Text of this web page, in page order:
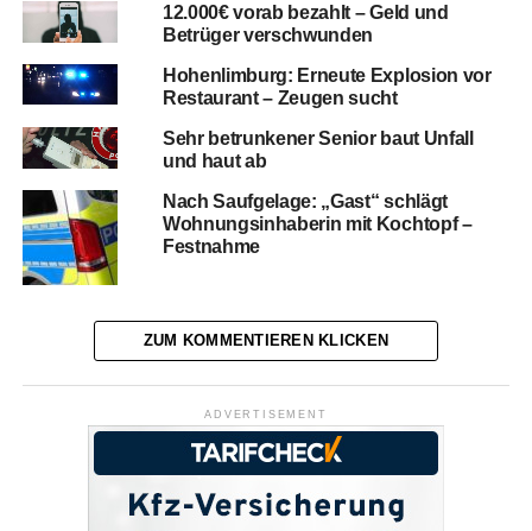
12.000€ vorab bezahlt – Geld und
Betrüger verschwunden
Hohenlimburg: Erneute Explosion vor
Restaurant – Zeugen sucht
Sehr betrunkener Senior baut Unfall
und haut ab
Nach Saufgelage: „Gast“ schlägt
Wohnungsinhaberin mit Kochtopf –
Festnahme
ZUM KOMMENTIEREN KLICKEN
ADVERTISEMENT